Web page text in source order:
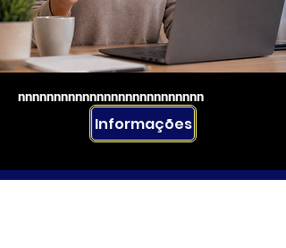
nnnnnnnnnnnnnnnnnnnnnnnnnn
Informações